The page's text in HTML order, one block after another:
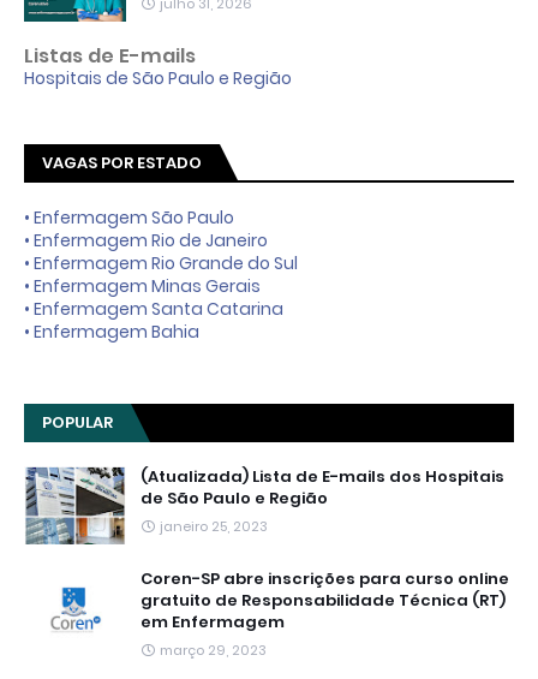
Listas de E-mails
Hospitais de São Paulo e Região
VAGAS POR ESTADO
• Enfermagem São Paulo
• Enfermagem Rio de Janeiro
• Enfermagem Rio Grande do Sul
• Enfermagem Minas Gerais
• Enfermagem Santa Catarina
• Enfermagem Bahia
POPULAR
(Atualizada) Lista de E-mails dos Hospitais
de São Paulo e Região
janeiro 25, 2023
Coren-SP abre inscrições para curso online
gratuito de Responsabilidade Técnica (RT)
em Enfermagem
março 29, 2023